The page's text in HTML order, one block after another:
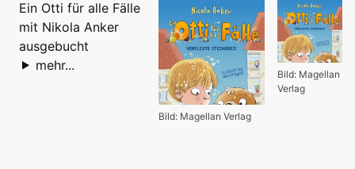
Bild: Magellan
Verlag
Bild: Magellan Verlag
Ein Otti für alle Fälle
mit Nikola Anker
ausgebucht
mehr...